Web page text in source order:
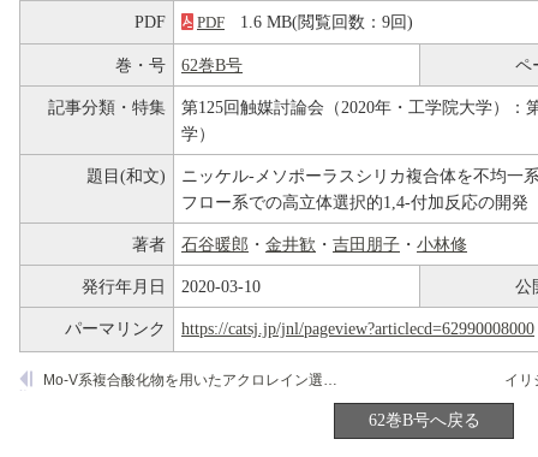
PDF PDF 1.6 MB(閲覧回数：9回)
巻・号 62巻B号 ペ
記事分類・特集
第125回触媒討論会（2020年・工学院大学）：
学）
題目(和文)
ニッケル-メソポーラスシリカ複合体を不均一
フロー系での高立体選択的1,4-付加反応の開発
著者 石谷暖郎 ・ 金井歓 ・ 吉田朋子 ・ 小林修
発行年月日 2020-03-10 公
パーマリンク https://catsj.jp/jnl/pageview?articlecd=62990008000
Mo-V系複合酸化物を用いたアクロレイン選択酸化反応におけるプロモーター元素の機能
62巻B号へ戻る